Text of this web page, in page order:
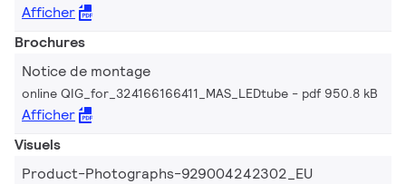
Afficher
Brochures
Notice de montage
online QIG_for_324166166411_MAS_LEDtube pdf 950.8 kB
Afficher
Visuels
Product-Photographs-929004242302_EU